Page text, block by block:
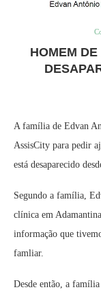
HOMEM
A família de Edvan
AssisCity para pedir
está desaparecido
Segundo a família,
clínica em
informação que
famliar.
Desde então, a